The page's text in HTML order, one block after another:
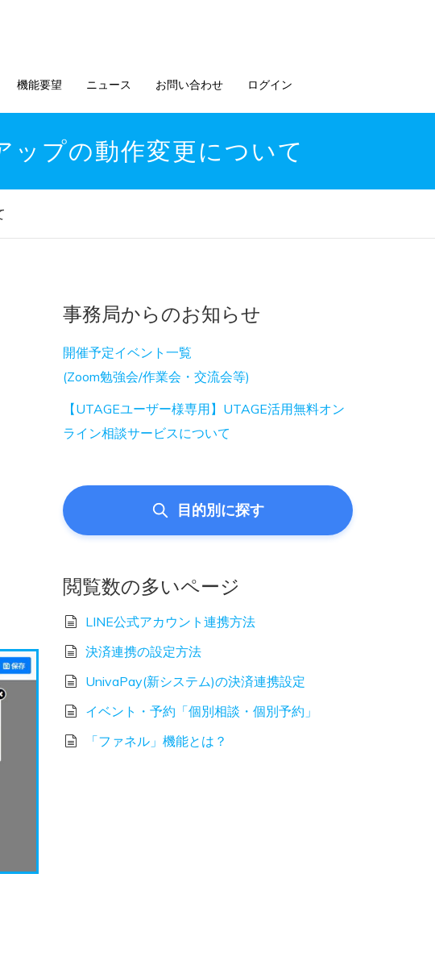
機能要望 ニュース お問い合わせ ログイン
ップの動作変更について
事務局からのお知らせ
開催予定イベント一覧
(Zoom勉強会/作業会・交流会等)
【UTAGEユーザー様専用】UTAGE活用無料オン
ライン相談サービスについて
目的別に探す
閲覧数の多いページ
LINE公式アカウント連携方法
決済連携の設定方法
UnivaPay(新システム)の決済連携設定
イベント・予約「個別相談・個別予約」
「ファネル」機能とは？